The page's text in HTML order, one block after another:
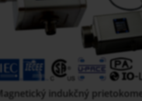
indukčný